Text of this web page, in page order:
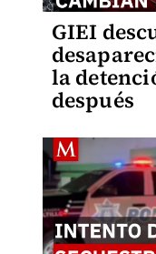
GIEI
la
después